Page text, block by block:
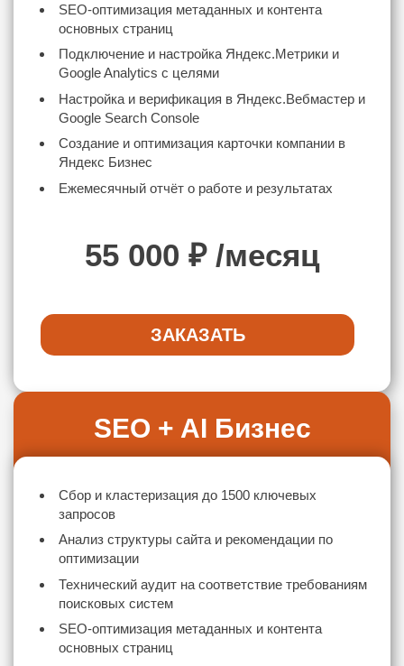
SEO-оптимизация метаданных и контента
основных страниц
Подключение и настройка Яндекс.Метрики и
Google Analytics с целями
Настройка и верификация в Яндекс.Вебмастер и
Google Search Console
Создание и оптимизация карточки компании в
Яндекс Бизнес
Ежемесячный отчёт о работе и результатах
55 000 ₽ /месяц
ЗАКАЗАТЬ
SEO + AI Бизнес
Сбор и кластеризация до 1500 ключевых
запросов
Анализ структуры сайта и рекомендации по
оптимизации
Технический аудит на соответствие требованиям
поисковых систем
SEO-оптимизация метаданных и контента
основных страниц